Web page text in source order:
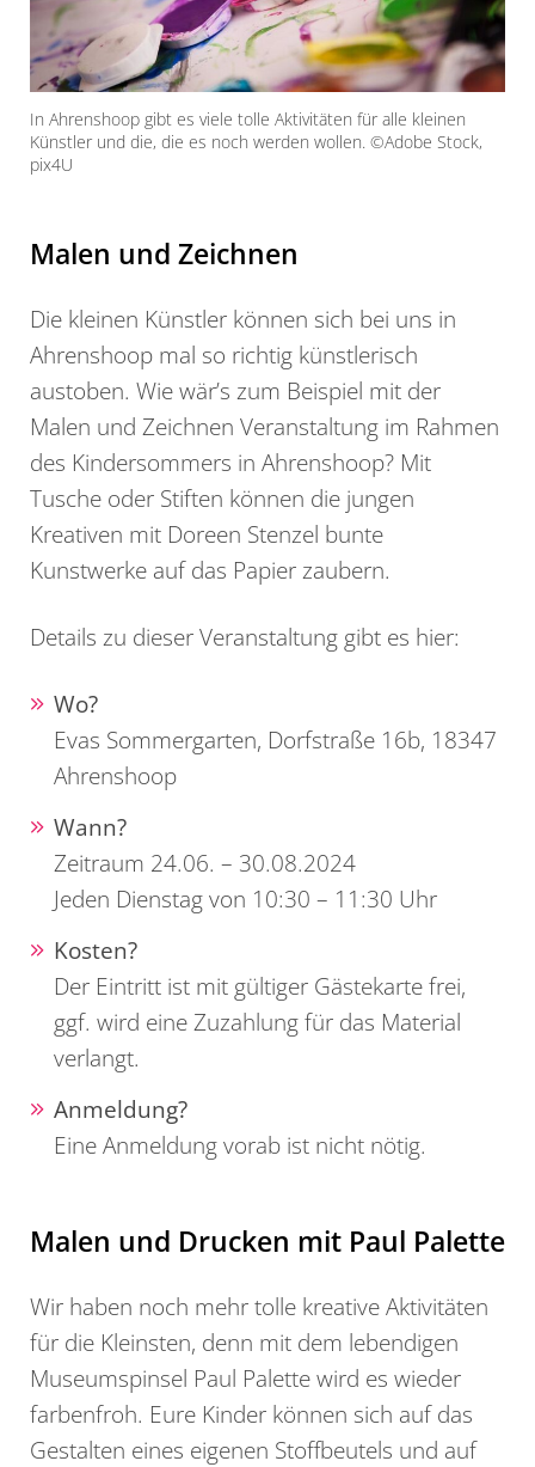
In Ahrenshoop gibt es viele tolle Aktivitäten für alle kleinen
Künstler und die, die es noch werden wollen. ©Adobe Stock,
pix4U
Malen und Zeichnen
Die kleinen Künstler können sich bei uns in
Ahrenshoop mal so richtig künstlerisch
austoben. Wie wär’s zum Beispiel mit der
Malen und Zeichnen Veranstaltung im Rahmen
des Kindersommers in Ahrenshoop? Mit
Tusche oder Stiften können die jungen
Kreativen mit Doreen Stenzel bunte
Kunstwerke auf das Papier zaubern.
Details zu dieser Veranstaltung gibt es hier:
Wo?
Evas Sommergarten, Dorfstraße 16b, 18347
Ahrenshoop
Wann?
Zeitraum 24.06. – 30.08.2024
Jeden Dienstag von 10:30 – 11:30 Uhr
Kosten?
Der Eintritt ist mit gültiger Gästekarte frei,
ggf. wird eine Zuzahlung für das Material
verlangt.
Anmeldung?
Eine Anmeldung vorab ist nicht nötig.
Malen und Drucken mit Paul Palette
Wir haben noch mehr tolle kreative Aktivitäten
für die Kleinsten, denn mit dem lebendigen
Museumspinsel Paul Palette wird es wieder
farbenfroh. Eure Kinder können sich auf das
Gestalten eines eigenen Stoffbeutels und auf